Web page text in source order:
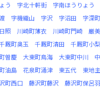
う 字北十軒街 字南ほうりょう
字機織山 字沢 字沼田 字深町
照 川崎町薄衣 川崎町門崎 厳
厩町奥玉 千厩町清田 千厩町小梨
曽慶 大東町鳥海 大東町中川
油島 花泉町涌津 東五代 東地
町西口 藤沢町藤沢 藤沢町保呂羽